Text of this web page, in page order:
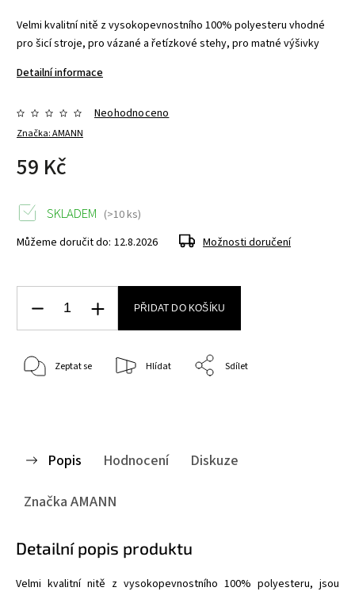
Velmi kvalitní nitě z vysokopevnostního 100% polyesteru vhodné
pro šicí stroje, pro vázané a řetízkové stehy, pro matné výšivky
Detailní informace
Značka:AMANN
Neohodnoceno
59 Kč
SKLADEM (>10 ks)
Můžeme doručit do: 12.8.2026 Možnosti doručení
PŘIDAT DO KOŠÍKU
Zeptat se Hlídat Sdílet
Popis Hodnocení
Diskuze
ZnačkaAMANN
Detailní popis produktu
Velmi kvalitní nitě z vysokopevnostního 100% polyesteru, jsou